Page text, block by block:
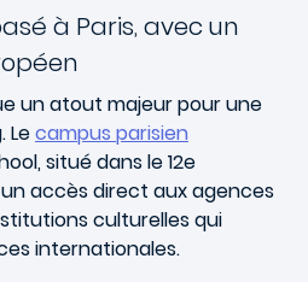
à Paris, avec un
un atout majeur pour une
Lecampus parisien
situé dans le 12e
accès direct aux agences
culturelles qui
internationales.